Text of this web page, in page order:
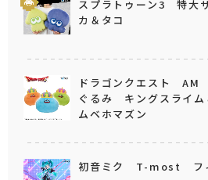
スプラトゥーン3 特大
カ＆タコ
ドラゴンクエスト AM
ぐるみ キングスライム
ムベホマズン
初音ミク T-most フ